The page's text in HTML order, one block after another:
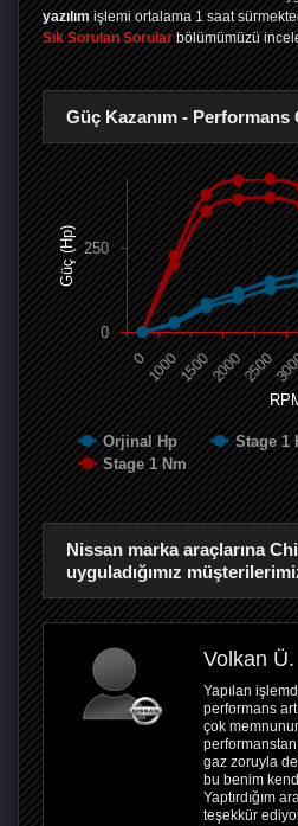
yazılım işlemi ortalama 1 saat
Sık Sorulan Sorular bölümümüzü
Güç Kazanım - Performans
Güç (Hp)
Orjinal Hp Stage 1
Stage 1 Nm
0 1000150020002500
0
250
Nissan marka araçlarına
uyguladığımız
Volkan Ü.
Yapılan
performans
çok
gaz zoruyla
bu benim
Yaptırdığım
teşekkür